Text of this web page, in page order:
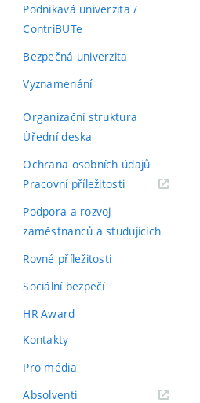
Podnikavá univerzita /
ContriBUTe
Bezpečná univerzita
Vyznamenání
Organizační struktura
Úřední deska
Ochrana osobních údajů
Pracovní příležitosti(externí
Podpora a rozvoj
zaměstnanců a studujících
Rovné příležitosti
Sociální bezpečí
HR Award
Kontakty
Pro média
Absolventi(externí